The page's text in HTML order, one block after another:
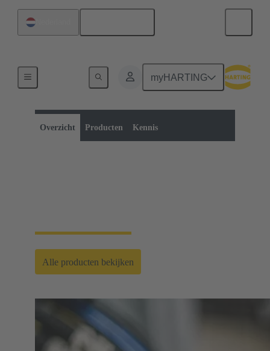
myHARTING
Overzicht Producten Kennis
Ronde connectoren
Alle producten bekijken